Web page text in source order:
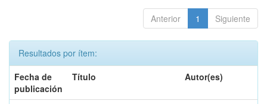
Anterior 1 Siguiente
Resultados por ítem:
Fecha de
publicación
Título Autor(es)